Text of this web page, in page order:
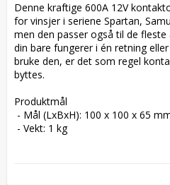
Denne kraftige 600A 12V
for vinsjer i seriene Spartan,
men den passer også til de fleste
din bare fungerer i én retning
bruke den, er det som regel
byttes.
Produktmål
- Vekt: 1 kg